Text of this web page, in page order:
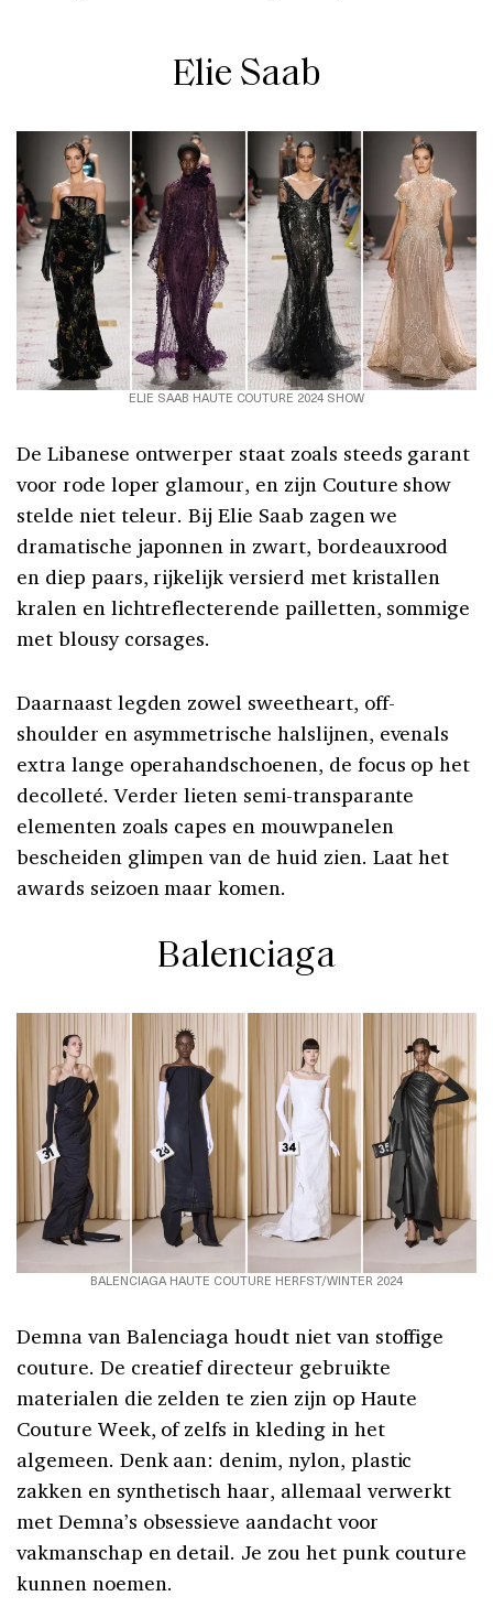
Elie Saab
ELIE SAAB HAUTE COUTURE 2024 SHOW
De Libanese ontwerper staat zoals steeds garant
voor rode loper glamour, en zijn Couture show
stelde niet teleur. Bij Elie Saab zagen we
dramatische japonnen in zwart, bordeauxrood
en diep paars, rijkelijk versierd met kristallen
kralen en lichtreflecterende pailletten, sommige
met blousy corsages.
Daarnaast legden zowel sweetheart, off-
shoulder en asymmetrische halslijnen, evenals
extra lange operahandschoenen, de focus op het
decolleté. Verder lieten semi-transparante
elementen zoals capes en mouwpanelen
bescheiden glimpen van de huid zien. Laat het
awards seizoen maar komen.
Balenciaga
BALENCIAGA HAUTE COUTURE HERFST/WINTER 2024
Demna van Balenciaga houdt niet van stoffige
couture. De creatief directeur gebruikte
materialen die zelden te zien zijn op Haute
Couture Week, of zelfs in kleding in het
algemeen. Denk aan: denim, nylon, plastic
zakken en synthetisch haar, allemaal verwerkt
met Demna’s obsessieve aandacht voor
vakmanschap en detail. Je zou het punk couture
kunnen noemen.